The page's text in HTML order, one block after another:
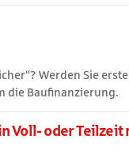
Werden Sie
die Baufinanzierung.
Voll- oder Teilzeit